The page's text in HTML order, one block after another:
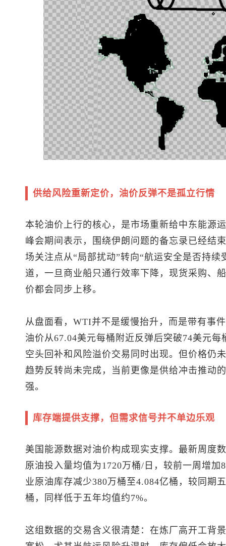
供给风险重新定价，油价反弹不是孤立行情
本轮油价上行的核心，是市场重新给中东能源
峰会期间表示，围绕伊朗问题的备忘录已经结
场关注点从“局部扰动”转向“航运安全是否持
道，一旦商业船只通行效率下降，现货采购、
价都会同步上移。
从盘面看，WTI并不是缓慢抬升，而是带有事
油价从67.04美元每桶附近反弹后突破74美元
空头回补和风险溢价交易同时出现。但价格仍
趋势反转尚未完成，当前更像是供给冲击推动
强。
库存端提供支撑，但需求信号并不单边乐观
美国能源数据对油价构成现实支撑。最新周度
原油投入量均值为1720万桶/日，较前一周增
业原油库存减少380万桶至4.084亿桶，较同期
桶，同样低于五年均值约7%。
这组数据的交易含义很清楚：在炼厂高开工背